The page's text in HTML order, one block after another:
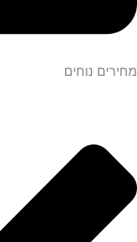
מחירים נוחים